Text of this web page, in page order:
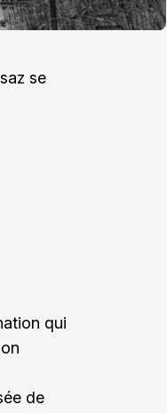
se
qui
de